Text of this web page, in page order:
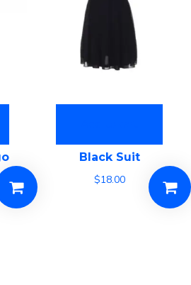
Black Suit
$18.00